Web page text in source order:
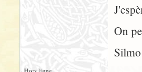
On
Silmo